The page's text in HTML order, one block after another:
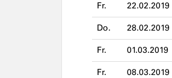
Fr. 22.02.2019
Do. 28.02.2019
Fr. 01.03.2019
Fr. 08.03.2019